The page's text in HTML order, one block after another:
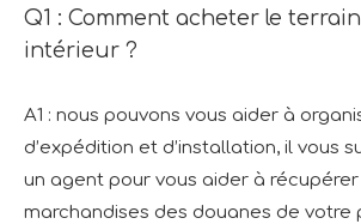
Q1 : Comment acheter le
intérieur ?
A1 : nous pouvons vous aider à
d’expédition et d’installation, il vous
un agent pour vous aider à récupérer
marchandises des douanes de votre